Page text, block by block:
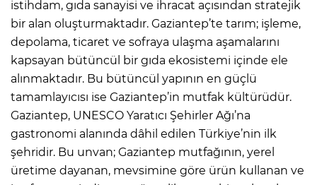
istihdam, gıda sanayisi ve ihracat açısından stratejik
bir alan oluşturmaktadır. Gaziantep’te tarım; işleme,
depolama, ticaret ve sofraya ulaşma aşamalarını
kapsayan bütüncül bir gıda ekosistemi içinde ele
alınmaktadır. Bu bütüncül yapının en güçlü
tamamlayıcısı ise Gaziantep’in mutfak kültürüdür.
Gaziantep, UNESCO Yaratıcı Şehirler Ağı’na
gastronomi alanında dâhil edilen Türkiye’nin ilk
şehridir. Bu unvan; Gaziantep mutfağının, yerel
üretime dayanan, mevsimine göre ürün kullanan ve